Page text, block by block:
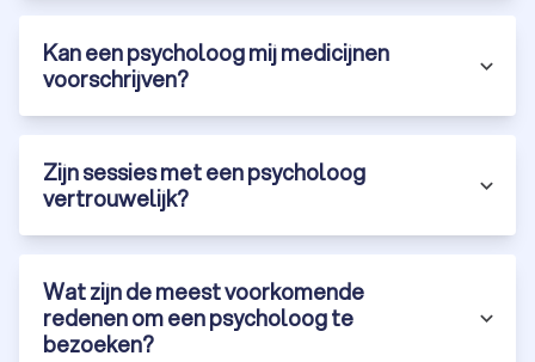
Kan een psycholoog mij medicijnen
voorschrijven?
Zijn sessies met een psycholoog
vertrouwelijk?
Wat zijn de meest voorkomende
redenen om een psycholoog te
bezoeken?